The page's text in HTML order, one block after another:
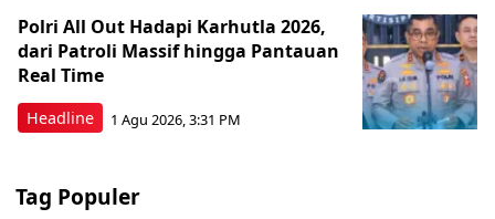
Headline
Polri All Out Hadapi Karhutla 2026,
dari Patroli Massif hingga Pantauan
Real Time
1 Agu 2026, 3:31 PM
Tag Populer